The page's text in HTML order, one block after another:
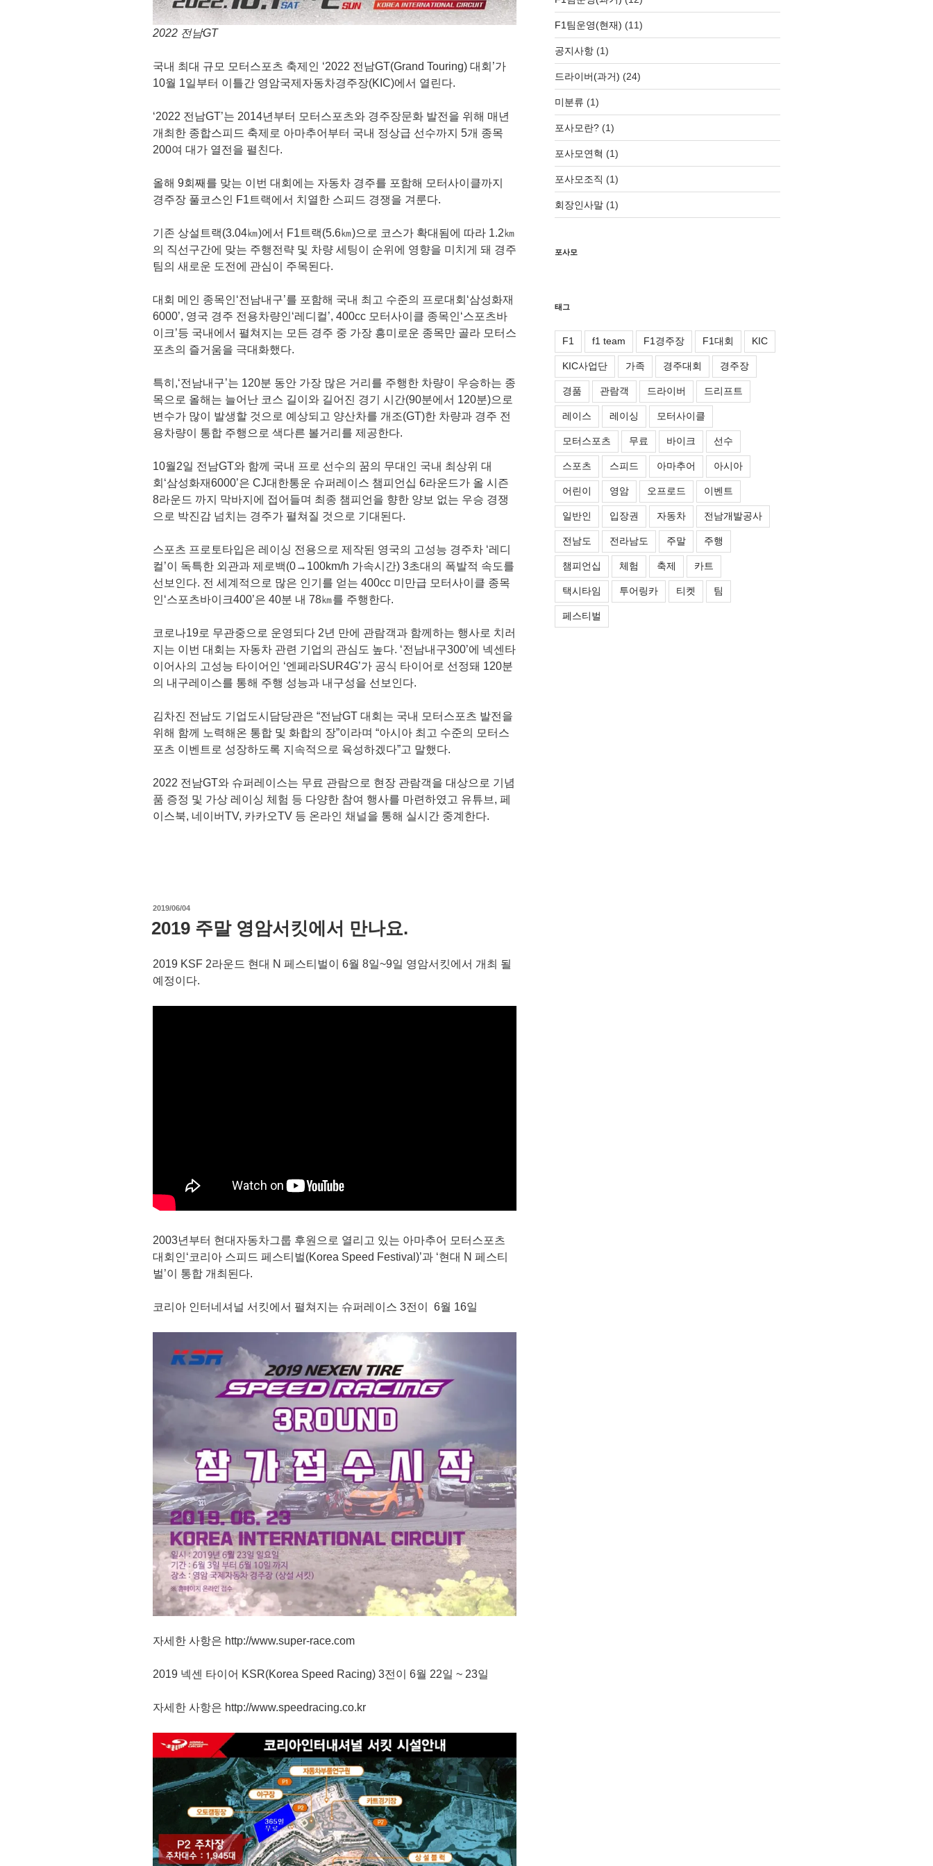
2022 전남GT
국내 최대 규모 모터스포츠 축제인 ‘2022 전남GT(Grand Touring) 대회’가
10월 1일부터 이틀간 영암국제자동차경주장(KIC)에서 열린다.
‘2022 전남GT’는 2014년부터 모터스포츠와 경주장문화 발전을 위해 매년
개최한 종합스피드 축제로 아마추어부터 국내 정상급 선수까지 5개 종목
200여 대가 열전을 펼친다.
올해 9회째를 맞는 이번 대회에는 자동차 경주를 포함해 모터사이클까지
경주장 풀코스인 F1트랙에서 치열한 스피드 경쟁을 겨룬다.
기존 상설트랙(3.04㎞)에서 F1트랙(5.6㎞)으로 코스가 확대됨에 따라 1.2㎞
의 직선구간에 맞는 주행전략 및 차량 세팅이 순위에 영향을 미치게 돼 경주
팀의 새로운 도전에 관심이 주목된다.
대회 메인 종목인‘전남내구’를 포함해 국내 최고 수준의 프로대회‘삼성화재
6000’, 영국 경주 전용차량인‘레디컬’, 400cc 모터사이클 종목인‘스포츠바
이크’등 국내에서 펼쳐지는 모든 경주 중 가장 흥미로운 종목만 골라 모터스
포츠의 즐거움을 극대화했다.
특히,‘전남내구’는 120분 동안 가장 많은 거리를 주행한 차량이 우승하는 종
목으로 올해는 늘어난 코스 길이와 길어진 경기 시간(90분에서 120분)으로
변수가 많이 발생할 것으로 예상되고 양산차를 개조(GT)한 차량과 경주 전
용차량이 통합 주행으로 색다른 볼거리를 제공한다.
10월2일 전남GT와 함께 국내 프로 선수의 꿈의 무대인 국내 최상위 대
회‘삼성화재6000’은 CJ대한통운 슈퍼레이스 챔피언십 6라운드가 올 시즌
8라운드 까지 막바지에 접어들며 최종 챔피언을 향한 양보 없는 우승 경쟁
으로 박진감 넘치는 경주가 펼쳐질 것으로 기대된다.
스포츠 프로토타입은 레이싱 전용으로 제작된 영국의 고성능 경주차 ‘레디
컬’이 독특한 외관과 제로백(0→100km/h 가속시간) 3초대의 폭발적 속도를
선보인다. 전 세계적으로 많은 인기를 얻는 400cc 미만급 모터사이클 종목
인‘스포츠바이크400’은 40분 내 78㎞를 주행한다.
코로나19로 무관중으로 운영되다 2년 만에 관람객과 함께하는 행사로 치러
지는 이번 대회는 자동차 관련 기업의 관심도 높다. ‘전남내구300’에 넥센타
이어사의 고성능 타이어인 ‘엔페라SUR4G’가 공식 타이어로 선정돼 120분
의 내구레이스를 통해 주행 성능과 내구성을 선보인다.
김차진 전남도 기업도시담당관은 “전남GT 대회는 국내 모터스포츠 발전을
위해 함께 노력해온 통합 및 화합의 장”이라며 “아시아 최고 수준의 모터스
포츠 이벤트로 성장하도록 지속적으로 육성하겠다”고 말했다.
2022 전남GT와 슈퍼레이스는 무료 관람으로 현장 관람객을 대상으로 기념
품 증정 및 가상 레이싱 체험 등 다양한 참여 행사를 마련하였고 유튜브, 페
이스북, 네이버TV, 카카오TV 등 온라인 채널을 통해 실시간 중계한다.
작
일
2019/06/04
2019 주말 영암서킷에서 만나요.
2019 KSF 2라운드 현대 N 페스티벌이 6월 8일~9일 영암서킷에서 개최 될
예정이다.
2003년부터 현대자동차그룹 후원으로 열리고 있는 아마추어 모터스포츠
대회인‘코리아 스피드 페스티벌(Korea Speed Festival)’과 ‘현대 N 페스티
벌’이 통합 개최된다.
코리아 인터네셔널 서킷에서 펼쳐지는 슈퍼레이스 3전이 6월 16일
자세한 사항은 http://www.super-race.com
2019 넥센 타이어 KSR(Korea Speed Racing) 3전이 6월 22일 ~ 23일
자세한 사항은 http://www.speedracing.co.kr
F1팀운영(현재) (11)
공지사항(1)
드라이버(과거) (24)
미분류 (1)
포사모란?(1)
포사모연혁 (1)
포사모조직 (1)
회장인사말(1)
포사모
태그
F1 f1 team F1경주장 F1대회 KIC
KIC사업단 가족 경주대회 경주장
경품 관람객 드라이버 드리프트
레이스 레이싱 모터사이클
모터스포츠 무료 바이크 선수
스포츠 스피드 아마추어 아시아
어린이 영암 오프로드 이벤트
일반인 입장권 자동차 전남개발공사
전남도 전라남도 주말 주행
챔피언십 체험 축제 카트
택시타임 투어링카 티켓 팀
페스티벌